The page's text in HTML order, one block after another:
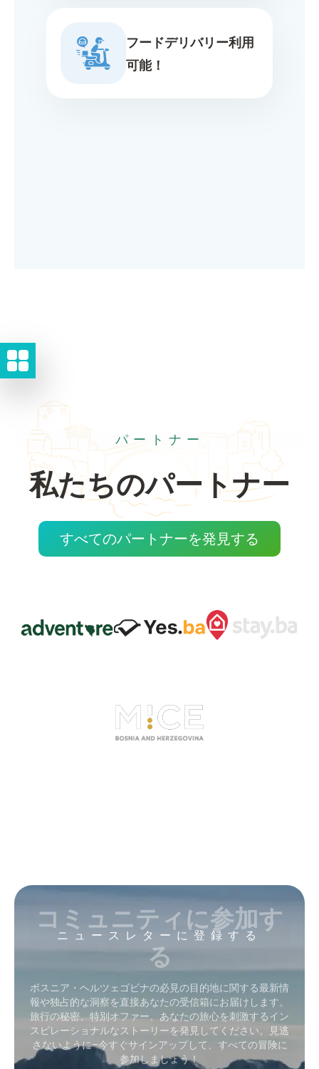
フードデリバリー利用
可能！
パートナー
私たちのパートナー
すべてのパートナーを発見する
ニュースレターに登録する
コミュニティに参加す
る
ボスニア・ヘルツェゴビナの必見の目的地に関する最新情
報や独占的な洞察を直接あなたの受信箱にお届けします。
旅行の秘密、特別オファー、あなたの旅心を刺激するイン
スピレーショナルなストーリーを発見してください。見逃
さないように–今すぐサインアップして、すべての冒険に
参加しましょう！